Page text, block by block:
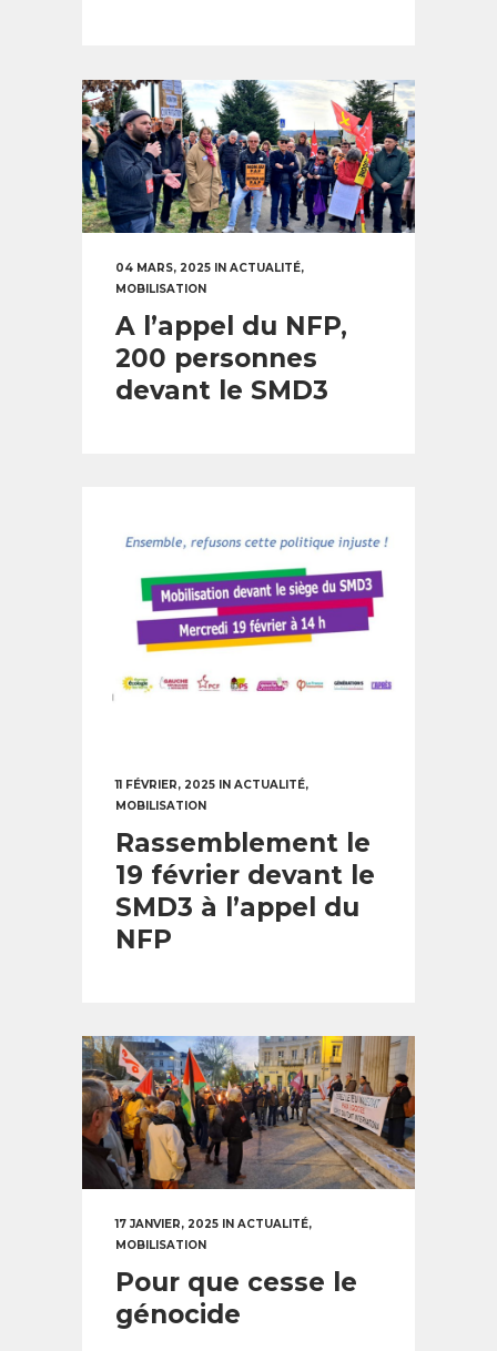
04 MARS, 2025 IN ACTUALITÉ,
MOBILISATION
A l’appel du NFP,
200 personnes
devant le SMD3
11 FÉVRIER, 2025 IN ACTUALITÉ,
MOBILISATION
Rassemblement le
19 février devant le
SMD3 à l’appel du
NFP
17 JANVIER, 2025 IN ACTUALITÉ,
MOBILISATION
Pour que cesse le
génocide